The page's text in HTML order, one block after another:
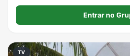
diretores, produções, sagas,e mais!
Entrar no
TV